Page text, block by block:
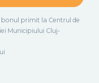
primit la Centrul de
Municipiului Cluj-